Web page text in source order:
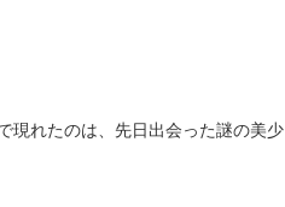
現れたのは、先日出会った謎の美少